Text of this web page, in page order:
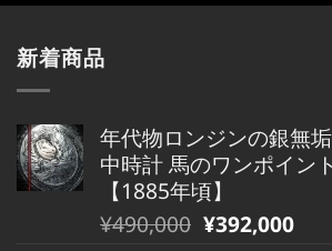
新着商品
年代物ロンジンの銀無
中時計 馬のワンポイン
【1885年頃】
元
¥490,000 現
¥392,000